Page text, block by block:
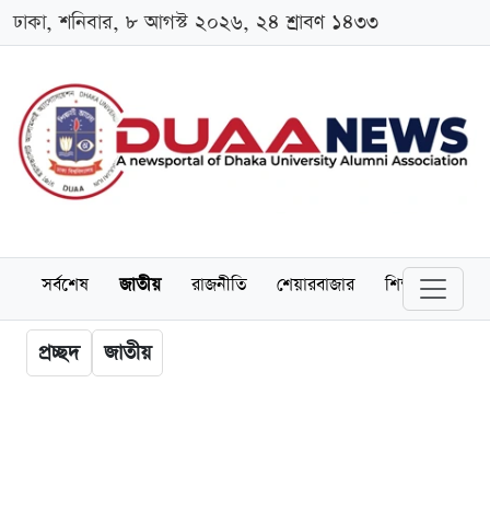
ঢাকা, শনিবার, ৮ আগস্ট ২০২৬, ২৪ শ্রাবণ ১৪৩৩
সর্বশেষ জাতীয় রাজনীতি শেয়ারবাজার শিক্ষা
প্রচ্ছদ জাতীয়